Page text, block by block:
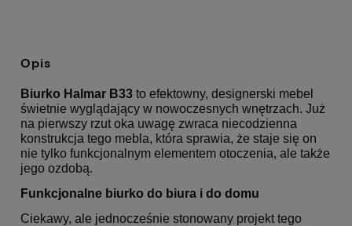
Opis
Biurko Halmar B33 to efektowny, designerski mebel
świetnie wyglądający w nowoczesnych wnętrzach. Już
na pierwszy rzut oka uwagę zwraca niecodzienna
konstrukcja tego mebla, która sprawia, że staje się on
nie tylko funkcjonalnym elementem otoczenia, ale także
jego ozdobą.
Funkcjonalne biurko do biura i do domu
Ciekawy, ale jednocześnie stonowany projekt tego